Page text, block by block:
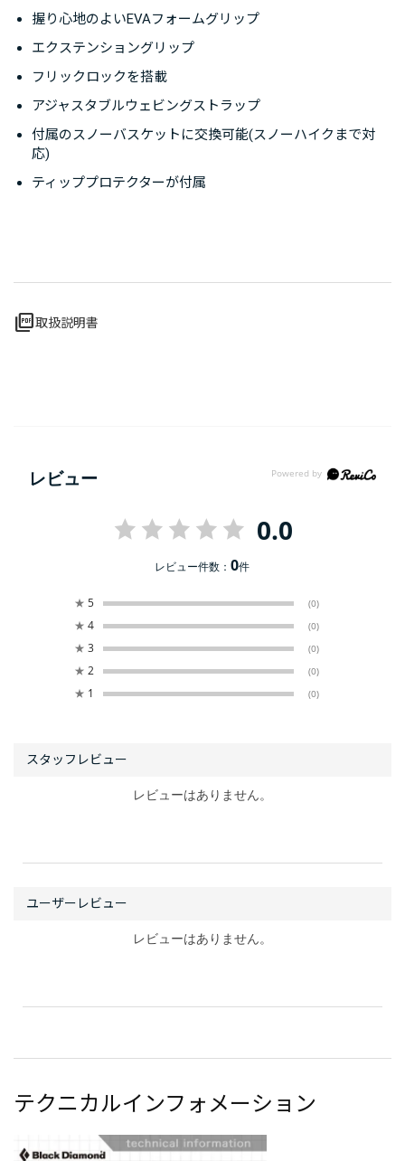
握り心地のよいEVAフォームグリップ
エクステンショングリップ
フリックロックを搭載
アジャスタブルウェビングストラップ
付属のスノーバスケットに交換可能(スノーハイクまで対
応)
ティッププロテクターが付属
picture_as_pdf取扱説明書
レビュー
0.0
レビュー件数：0件
★ 5 (0)
★ 4 (0)
★ 3 (0)
★ 2 (0)
★ 1 (0)
レビューはありません。
レビューはありません。
テクニカルインフォメーション